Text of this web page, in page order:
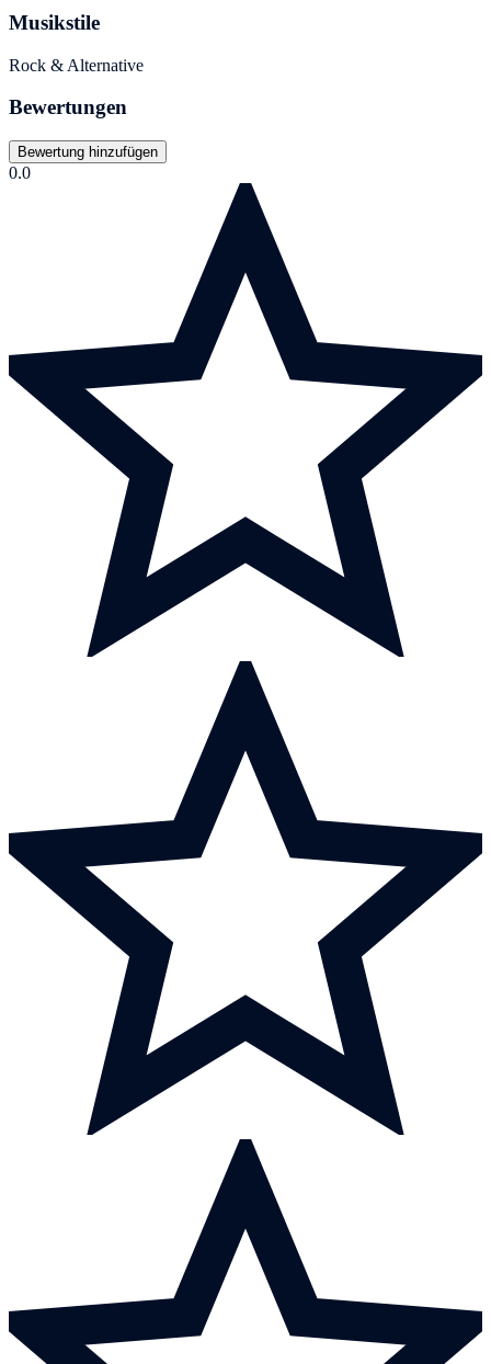
Musikstile
Rock & Alternative
Bewertungen
Bewertung hinzufügen
0.0